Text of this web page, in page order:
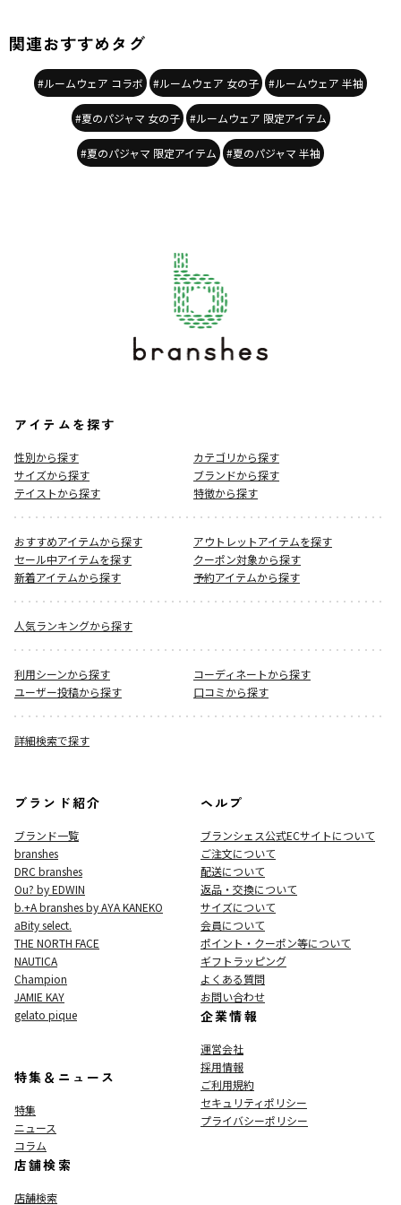
性別タイプ
／GIRL
商品番号
／12-6548-251
関連おすすめタグ
#ルームウェア コラボ #ルームウェア 女の子 #ルームウェア 半袖
#夏のパジャマ 女の子 #ルームウェア 限定アイテム
#夏のパジャマ 限定アイテム #夏のパジャマ 半袖
アイテムを探す
性別から探す
カテゴリから探す
サイズから探す
ブランドから探す
テイストから探す
特徴から探す
おすすめアイテムから探す
アウトレットアイテムを探す
セール中アイテムを探す
クーポン対象から探す
新着アイテムから探す
予約アイテムから探す
人気ランキングから探す
利用シーンから探す
コーディネートから探す
ユーザー投稿から探す
口コミから探す
詳細検索で探す
ブランド紹介
ブランド一覧
branshes
DRC branshes
Ou? by EDWIN
b.+A branshes by AYA KANEKO
aBity select.
THE NORTH FACE
NAUTICA
Champion
JAMIE KAY
gelato pique
特集＆ニュース
特集
ニュース
コラム
店舗検索
店舗検索
ヘルプ
ブランシェス公式ECサイトについて
ご注文について
配送について
返品・交換について
サイズについて
会員について
ポイント・クーポン等について
ギフトラッピング
よくある質問
お問い合わせ
企業情報
運営会社
採用情報
ご利用規約
セキュリティポリシー
プライバシーポリシー